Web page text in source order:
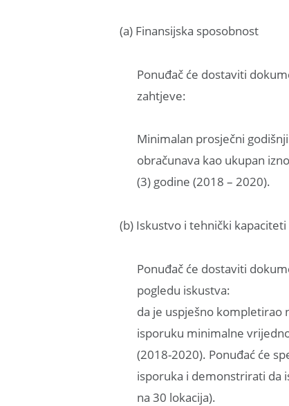
(a) Finansijska sposobnost
Ponuđač će dostaviti
zahtjeve:
Minimalan prosječni
obračunava kao ukupan
(3) godine (2018 – 2020).
(b) Iskustvo i tehnički kapaciteti
Ponuđač će dostaviti
pogledu iskustva:
da je uspješno kompletirao
isporuku minimalne
(2018-2020). Ponuđać će
isporuka i demonstrirati da
na 30 lokacija).